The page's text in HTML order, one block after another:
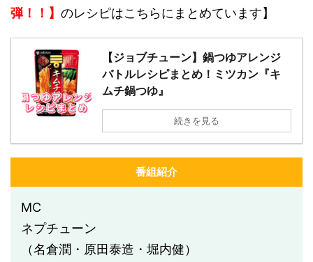
弾！！】 のレシピはこちらにまとめています】
【ジョブチューン】鍋つゆアレンジ
バトルレシピまとめ！ミツカン『キ
ムチ鍋つゆ』
続きを見る
番組紹介
MC
ネプチューン
（名倉潤・原田泰造・堀内健）